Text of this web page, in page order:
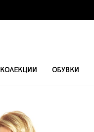
КОЛЕКЦИИ ОБУВКИ